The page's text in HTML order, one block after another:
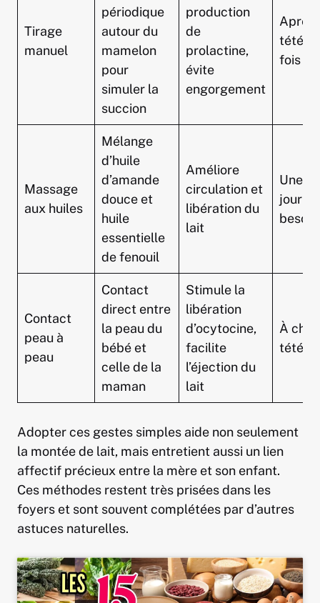
Tirage
manuel
périodique
autour du
mamelon
pour
simuler la
succion
production
de
prolactine,
évite
engorgement
Après
tétée
fois
Massage
aux huiles
Mélange
d’huile
d’amande
douce et
huile
essentielle
de fenouil
Améliore
circulation et
libération du
lait
Une
jour
besoin
Contact
peau à
peau
Contact
direct entre
la peau du
bébé et
celle de la
maman
Stimule la
libération
d’ocytocine,
facilite
l’éjection du
lait
À
tétée
Adopter ces gestes simples aide non seulement
la montée de lait, mais entretient aussi un lien
affectif précieux entre la mère et son enfant.
Ces méthodes restent très prisées dans les
foyers et sont souvent complétées par d’autres
astuces naturelles.